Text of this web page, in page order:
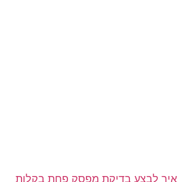
איך לבצע בדיקת מפסק פחת בקלות